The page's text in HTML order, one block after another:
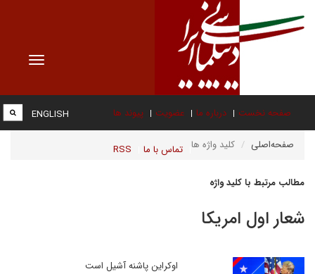
Toggle
صفحه نخست درباره ما عضویت پیوند ها
تماس با ما RSS
ENGLISH
صفحه‌اصلی کلید واژه ها
مطالب مرتبط با کلید واژه
شعار اول امریکا
اوکراین پاشنه آشیل است